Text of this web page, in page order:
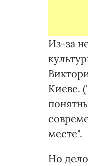
Из-за
Киеве.
месте".
Но